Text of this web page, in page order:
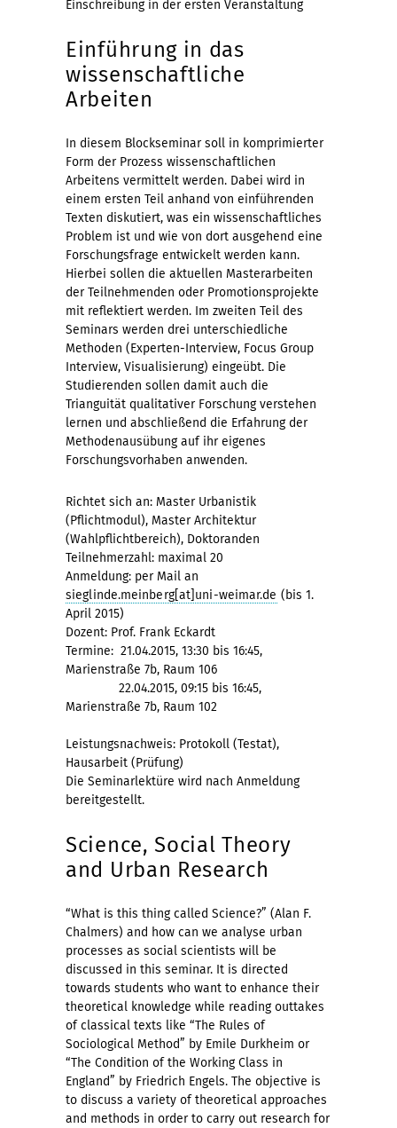
Einschreibung in der ersten Veranstaltung
Einführung in das
wissenschaftliche
Arbeiten
In diesem Blockseminar soll in komprimierter
Form der Prozess wissenschaftlichen
Arbeitens vermittelt werden. Dabei wird in
einem ersten Teil anhand von einführenden
Texten diskutiert, was ein wissenschaftliches
Problem ist und wie von dort ausgehend eine
Forschungsfrage entwickelt werden kann.
Hierbei sollen die aktuellen Masterarbeiten
der Teilnehmenden oder Promotionsprojekte
mit reflektiert werden. Im zweiten Teil des
Seminars werden drei unterschiedliche
Methoden (Experten-Interview, Focus Group
Interview, Visualisierung) eingeübt. Die
Studierenden sollen damit auch die
Trianguität qualitativer Forschung verstehen
lernen und abschließend die Erfahrung der
Methodenausübung auf ihr eigenes
Forschungsvorhaben anwenden.
Richtet sich an: Master Urbanistik
(Pflichtmodul), Master Architektur
(Wahlpflichtbereich), Doktoranden
Teilnehmerzahl: maximal 20
Anmeldung: per Mail an
sieglinde.meinberg[at]uni-weimar.de (bis 1.
April 2015)
Dozent: Prof. Frank Eckardt
Termine: 21.04.2015, 13:30 bis 16:45,
Marienstraße 7b, Raum 106
22.04.2015, 09:15 bis 16:45,
Marienstraße 7b, Raum 102
Leistungsnachweis: Protokoll (Testat),
Hausarbeit (Prüfung)
Die Seminarlektüre wird nach Anmeldung
bereitgestellt.
Science, Social Theory
and Urban Research
“What is this thing called Science?” (Alan F.
Chalmers) and how can we analyse urban
processes as social scientists will be
discussed in this seminar. It is directed
towards students who want to enhance their
theoretical knowledge while reading outtakes
of classical texts like “The Rules of
Sociological Method” by Emile Durkheim or
“The Condition of the Working Class in
England” by Friedrich Engels. The objective is
to discuss a variety of theoretical approaches
and methods in order to carry out research for